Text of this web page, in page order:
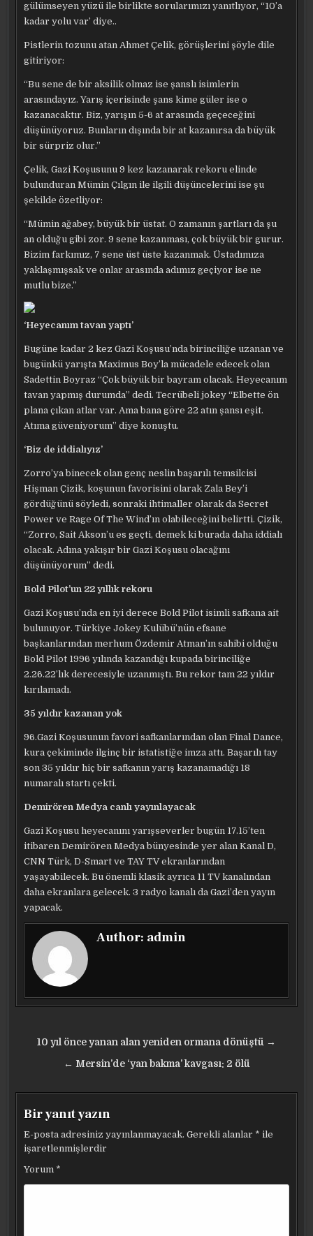
gülümseyen yüzü ile birlikte sorularımızı yanıtlıyor, “10’a
kadar yolu var’ diye..
Pistlerin tozunu atan Ahmet Çelik, görüşlerini şöyle dile
gitiriyor:
“Bu sene de bir aksilik olmaz ise şanslı isimlerin
arasındayız. Yarış içerisinde şans kime güler ise o
kazanacaktır. Biz, yarışın 5-6 at arasında geçeceğini
düşünüyoruz. Bunların dışında bir at kazanırsa da büyük
bir sürpriz olur.”
Çelik, Gazi Koşusunu 9 kez kazanarak rekoru elinde
bulunduran Mümin Çılgın ile ilgili düşüncelerini ise şu
şekilde özetliyor:
“Mümin ağabey, büyük bir üstat. O zamanın şartları da şu
an olduğu gibi zor. 9 sene kazanması, çok büyük bir gurur.
Bizim farkımız, 7 sene üst üste kazanmak. Üstadımıza
yaklaşmışsak ve onlar arasında adımız geçiyor ise ne
mutlu bize.”
‘Heyecanım tavan yaptı’
Bugüne kadar 2 kez Gazi Koşusu’nda birinciliğe uzanan ve
bugünkü yarışta Maximus Boy’la mücadele edecek olan
Sadettin Boyraz “Çok büyük bir bayram olacak. Heyecanım
tavan yapmış durumda” dedi. Tecrübeli jokey “Elbette ön
plana çıkan atlar var. Ama bana göre 22 atın şansı eşit.
Atıma güveniyorum” diye konuştu.
‘Biz de iddialıyız’
Zorro’ya binecek olan genç neslin başarılı temsilcisi
Hişman Çizik, koşunun favorisini olarak Zala Bey’i
gördüğünü söyledi, sonraki ihtimaller olarak da Secret
Power ve Rage Of The Wind’ın olabileceğini belirtti. Çizik,
“Zorro, Sait Akson’u es geçti, demek ki burada daha iddialı
olacak. Adına yakışır bir Gazi Koşusu olacağını
düşünüyorum” dedi.
Bold Pilot’un 22 yıllık rekoru
Gazi Koşusu’nda en iyi derece Bold Pilot isimli safkana ait
bulunuyor. Türkiye Jokey Kulübü’nün efsane
başkanlarından merhum Özdemir Atman’ın sahibi olduğu
Bold Pilot 1996 yılında kazandığı kupada birinciliğe
2.26.22’lık derecesiyle uzanmıştı. Bu rekor tam 22 yıldır
kırılamadı.
35 yıldır kazanan yok
96.Gazi Koşusunun favori safkanlarından olan Final Dance,
kura çekiminde ilginç bir istatistiğe imza attı. Başarılı tay
son 35 yıldır hiç bir safkanın yarış kazanamadığı 18
numaralı startı çekti.
Demirören Medya canlı yayınlayacak
Gazi Koşusu heyecanını yarışseverler bugün 17.15’ten
itibaren Demirören Medya bünyesinde yer alan Kanal D,
CNN Türk, D-Smart ve TAY TV ekranlarından
yaşayabilecek. Bu önemli klasik ayrıca 11 TV kanalından
daha ekranlara gelecek. 3 radyo kanalı da Gazi’den yayın
yapacak.
Author: admin
Yazı
gezinmesi
10 yıl önce yanan alan yeniden ormana dönüştü →
← Mersin’de ‘yan bakma’ kavgası: 2 ölü
Bir yanıt yazın
E-posta adresiniz yayınlanmayacak. Gerekli alanlar * ile
işaretlenmişlerdir
Yorum *